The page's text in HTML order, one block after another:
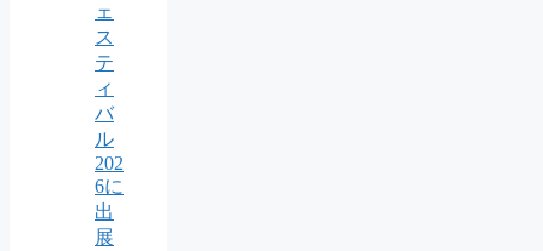
ェ
ス
テ
ィ
バ
ル
202
6に
出
展